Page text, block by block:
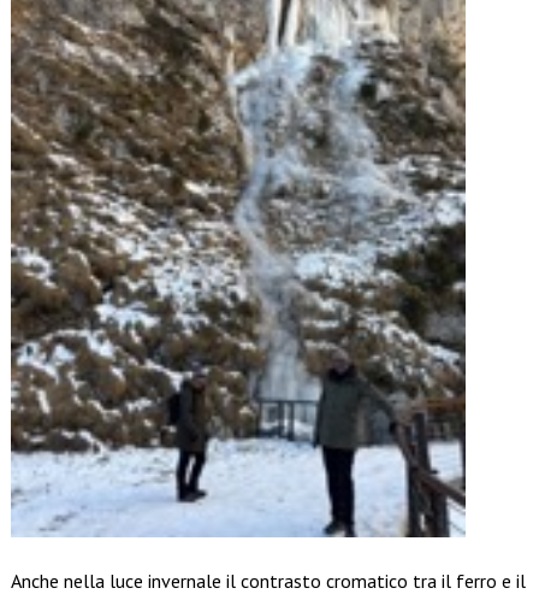
Anche nella luce invernale il contrasto cromatico tra il ferro e il